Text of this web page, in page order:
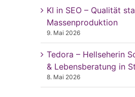
KI in SEO – Qualität
Massenproduktion
9. Mai 2026
Tedora – Hellseherin
& Lebensberatung in
8. Mai 2026